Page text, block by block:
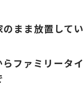
まま放置して
ファミリータ